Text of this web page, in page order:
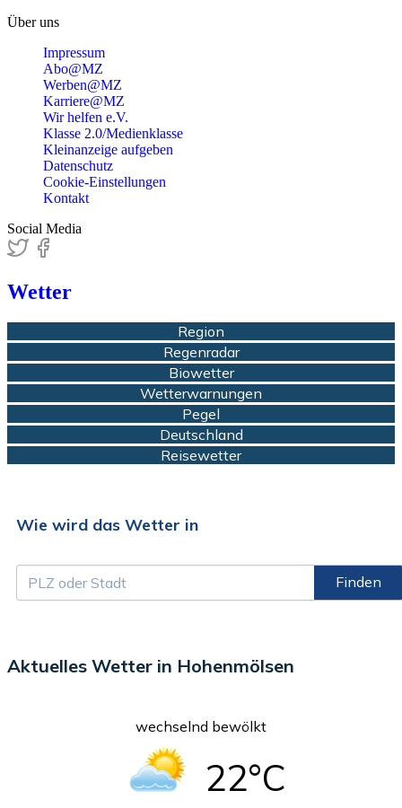
Über uns
Impressum
Abo@MZ
Werben@MZ
Karriere@MZ
Wir helfen e.V.
Klasse 2.0/Medienklasse
Kleinanzeige aufgeben
Datenschutz
Cookie-Einstellungen
Kontakt
Social Media
Wetter
Region
Regenradar
Biowetter
Wetterwarnungen
Pegel
Deutschland
Reisewetter
Wie wird das Wetter in
Finden
Aktuelles Wetter in Hohenmölsen
wechselnd bewölkt
22°C